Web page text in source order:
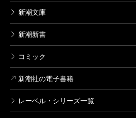
新潮文庫
新潮新書
コミック
新潮社の電子書籍
レーベル・シリーズ一覧